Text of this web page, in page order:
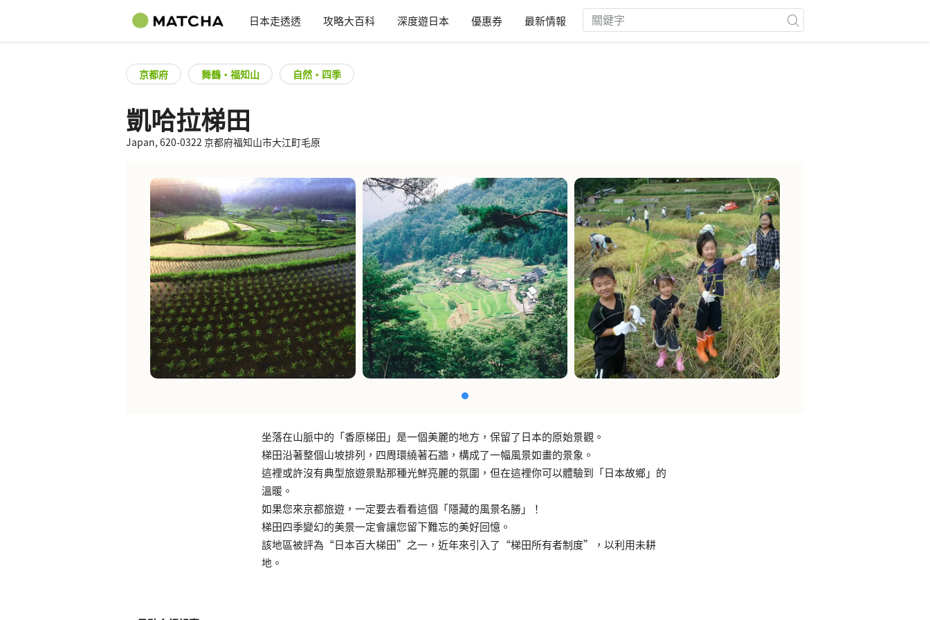
日本走透透 攻略大百科 深度遊日本 優惠券 最新情報
京都府 舞鶴・福知山 自然・四季
凱哈拉梯田
Japan, 620-0322 京都府福知山市大江町毛原
坐落在山脈中的「香原梯田」是一個美麗的地方，保留了日本的原始景觀。
梯田沿著整個山坡排列，四周環繞著石牆，構成了一幅風景如畫的景象。
這裡或許沒有典型旅遊景點那種光鮮亮麗的氛圍，但在這裡你可以體驗到「日本故鄉」的
溫暖。
如果您來京都旅遊，一定要去看看這個「隱藏的風景名勝」！
梯田四季變幻的美景一定會讓您留下難忘的美好回憶。
該地區被評為“日本百大梯田”之一，近年來引入了“梯田所有者制度”，以利用未耕
地。